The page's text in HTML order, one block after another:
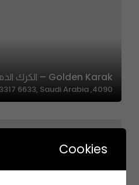
Golden Karak – الكرك الذهبي
4090, An Nada, Riyadh 13317 6633, Saudi Arabia
Cookies